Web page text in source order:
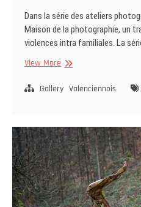
Dans la série des ateliers
Maison de la photographie, un
violences intra familiales. La
View More Photographier
Gallery Valenciennois